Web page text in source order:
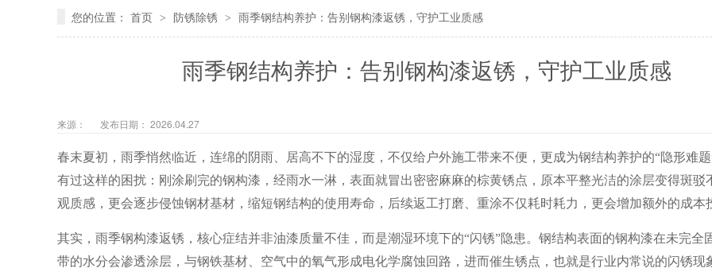
您的位置： 首页 > 防锈除锈 > 雨季钢结构养护：告别钢构漆返锈，守护工业质感
雨季钢结构养护：告别钢构漆返锈，守护工业质感
来源： 发布日期： 2026.04.27
春末夏初，雨季悄然临近，连绵的阴雨、居高不下的湿度，不仅给户外施工带来不便，更成为钢结构养护的“隐形难
有过这样的困扰：刚涂刷完的钢构漆，经雨水一淋，表面就冒出密密麻麻的棕黄锈点，原本平整光洁的涂层变得斑驳
观质感，更会逐步侵蚀钢材基材，缩短钢结构的使用寿命，后续返工打磨、重涂不仅耗时耗力，更会增加额外的成本
其实，雨季钢构漆返锈，核心症结并非油漆质量不佳，而是潮湿环境下的“闪锈”隐患。钢结构表面的钢构漆在未完全
带的水分会渗透涂层，与钢铁基材、空气中的氧气形成电化学腐蚀回路，进而催生锈点，也就是行业内常说的闪锈现